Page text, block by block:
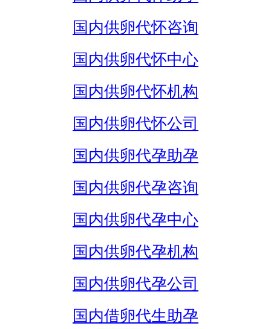
国内供卵代怀咨询
国内供卵代怀中心
国内供卵代怀机构
国内供卵代怀公司
国内供卵代孕助孕
国内供卵代孕咨询
国内供卵代孕中心
国内供卵代孕机构
国内供卵代孕公司
国内借卵代生助孕